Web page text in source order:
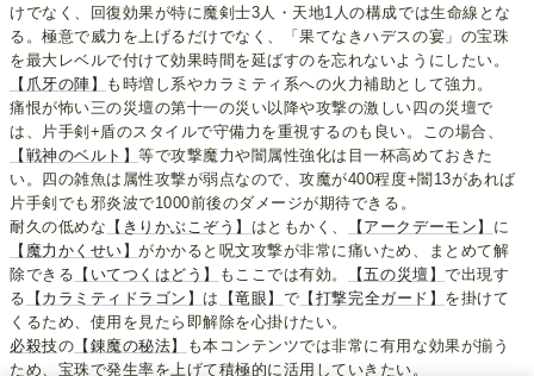
けでなく、回復効果が特に魔剣士3人・天地1人の構成では生命線とな
る。極意で威力を上げるだけでなく、「果てなきハデスの宴」の宝珠
を最大レベルで付けて効果時間を延ばすのを忘れないようにしたい。
【爪牙の陣】
も時増し系やカラミティ系への火力補助として強力。
痛恨が怖い三の災壇の第十一の災い以降や攻撃の激しい四の災壇で
は、片手剣+盾のスタイルで守備力を重視するのも良い。この場合、
【戦神のベルト】等で攻撃魔力や闇属性強化は目一杯高めておきた
い。四の雑魚は属性攻撃が弱点なので、攻魔が400程度+闇13があれば
片手剣でも邪炎波で1000前後のダメージが期待できる。
耐久の低めな 【きりかぶこぞう】 はともかく、 【アークデーモン】 に
【魔力かくせい】がかかると呪文攻撃が非常に痛いため、まとめて解
除できる 【いてつくはどう】 もここでは有効。 【五の災壇】で出現す
る
【カラミティドラゴン】 は 【竜眼】 で 【打撃完全ガード】 を掛けて
くるため、使用を見たら即解除を心掛けたい。
必殺技の 【錬魔の秘法】
も本コンテンツでは非常に有用な効果が揃う
ため、宝珠で発生率を上げて積極的に活用していきたい。